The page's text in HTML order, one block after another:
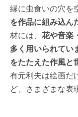
縁に虫食いの穴を
を作品に組み込ん
材には、 花や音楽
多く用いられてい
をたたえた作風と
有元利夫は絵画だ
ど、さまざまな表